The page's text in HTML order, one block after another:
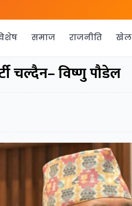
समाज राजनीति खेल
चल्दैन– विष्णु पौडेल